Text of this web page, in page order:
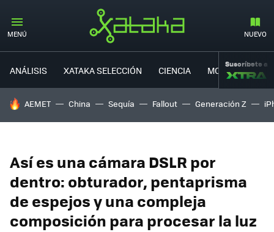
MENÚ NUEVO
ANÁLISIS XATAKA SELECCIÓN CIENCIA MOVILIDAD
Suscríbete a
HOY SE HABLA DE
AEMET China Sequía Fallout Generación Z
Así es una cámara DSLR por
dentro: obturador, pentaprisma
de espejos y una compleja
composición para procesar la luz